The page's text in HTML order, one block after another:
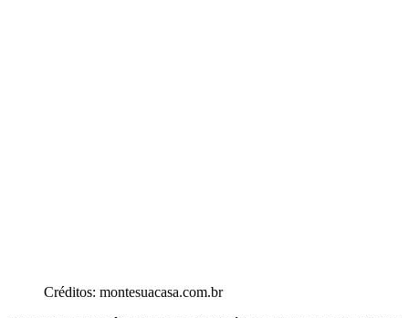
Créditos: montesuacasa.com.br